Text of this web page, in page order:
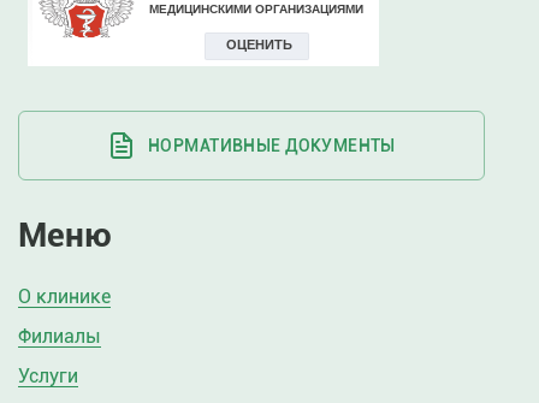
НОРМАТИВНЫЕ ДОКУМЕНТЫ
Меню
О клинике
Филиалы
Услуги